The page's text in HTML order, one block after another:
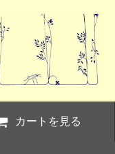
カートを見る